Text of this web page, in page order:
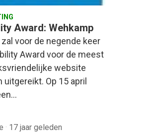
Award: Wehkamp
zal voor de negende keer
Award voor de meest
website
uitgereikt. Op 15 april
· 17 jaar geleden